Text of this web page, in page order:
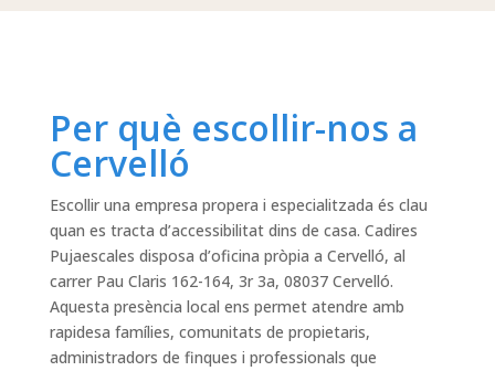
Per què escollir-nos a
Cervelló
Escollir una empresa propera i especialitzada és clau
quan es tracta d’accessibilitat dins de casa. Cadires
Pujaescales disposa d’oficina pròpia a Cervelló, al
carrer Pau Claris 162-164, 3r 3a, 08037 Cervelló.
Aquesta presència local ens permet atendre amb
rapidesa famílies, comunitats de propietaris,
administradors de finques i professionals que